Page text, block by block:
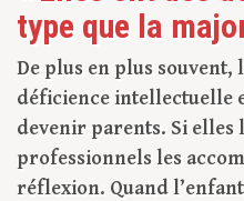
type que la
De plus en plus souvent,
déficience intellectuelle
devenir parents. Si elles
professionnels les
réflexion. Quand